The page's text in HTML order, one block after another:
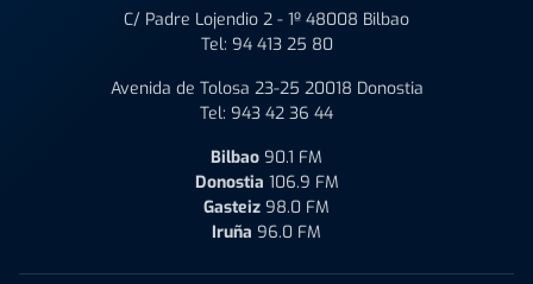
C/ Padre Lojendio 2 - 1º 48008 Bilbao
Tel: 94 413 25 80
Avenida de Tolosa 23-25 20018 Donostia
Tel: 943 42 36 44
Bilbao 90.1 FM
Donostia 106.9 FM
Gasteiz 98.0 FM
Iruña 96.0 FM